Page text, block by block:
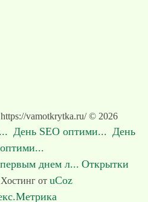
vamotkrytka.ru/ © 2026
День SEO оптими... День
днем л... Открытки
Хостинг от uCoz